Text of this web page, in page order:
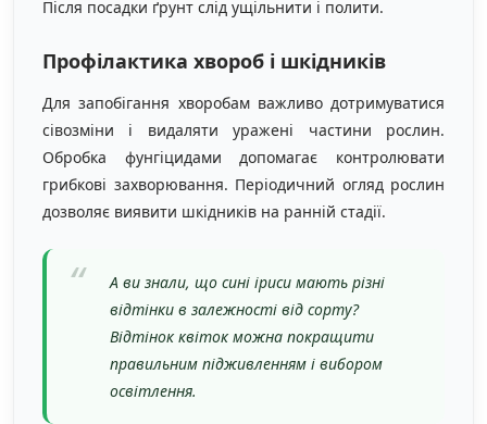
Після посадки ґрунт слід ущільнити і полити.
Профілактика хвороб і шкідників
Для запобігання хворобам важливо дотримуватися
сівозміни і видаляти уражені частини рослин.
Обробка фунгіцидами допомагає контролювати
грибкові захворювання. Періодичний огляд рослин
дозволяє виявити шкідників на ранній стадії.
А ви знали, що сині іриси мають різні
відтінки в залежності від сорту?
Відтінок квіток можна покращити
правильним підживленням і вибором
освітлення.